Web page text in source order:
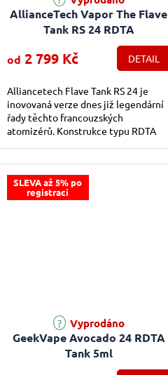
AllianceTech Vapor The Flave
Tank RS 24 RDTA
od 2 799 Kč DETAIL
Alliancetech Flave Tank RS 24 je
inovovaná verze dnes již legendární
řady těchto francouzských
atomizérů. Konstrukce typu RDTA
SLEVA až 5% po
registraci
GeekVape Avocado 24 RDTA
Tank 5ml
Vyprodáno